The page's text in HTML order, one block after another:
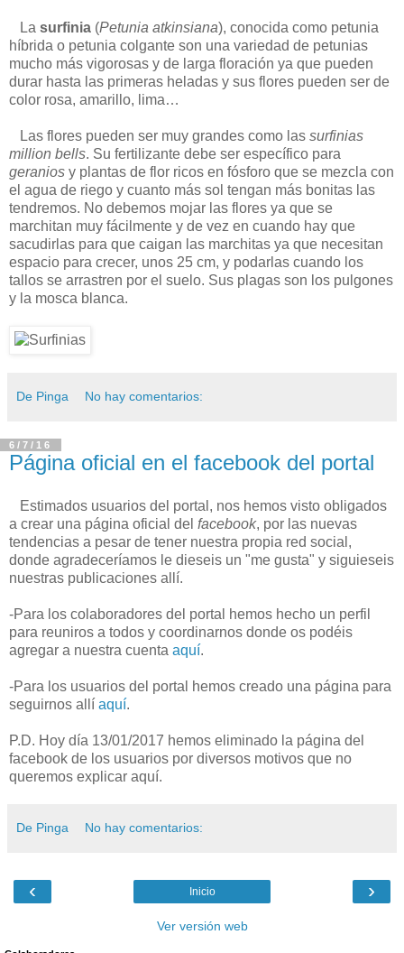
La surfinia (Petunia atkinsiana), conocida como petunia
híbrida o petunia colgante son una variedad de petunias
mucho más vigorosas y de larga floración ya que pueden
durar hasta las primeras heladas y sus flores pueden ser de
color rosa, amarillo, lima…
Las flores pueden ser muy grandes como las surfinias
million bells. Su fertilizante debe ser específico para
geranios y plantas de flor ricos en fósforo que se mezcla con
el agua de riego y cuanto más sol tengan más bonitas las
tendremos. No debemos mojar las flores ya que se
marchitan muy fácilmente y de vez en cuando hay que
sacudirlas para que caigan las marchitas ya que necesitan
espacio para crecer, unos 25 cm, y podarlas cuando los
tallos se arrastren por el suelo. Sus plagas son los pulgones
y la mosca blanca.
De Pinga No hay comentarios:
6/7/16
Página oficial en el facebook del portal
Estimados usuarios del portal, nos hemos visto obligados
a crear una página oficial del facebook, por las nuevas
tendencias a pesar de tener nuestra propia red social,
donde agradeceríamos le dieseis un "me gusta" y siguieseis
nuestras publicaciones allí.
-Para los colaboradores del portal hemos hecho un perfil
para reuniros a todos y coordinarnos donde os podéis
agregar a nuestra cuenta aquí.
-Para los usuarios del portal hemos creado una página para
seguirnos allí aquí.
P.D. Hoy día 13/01/2017 hemos eliminado la página del
facebook de los usuarios por diversos motivos que no
queremos explicar aquí.
De Pinga No hay comentarios:
‹ ›
Inicio
Ver versión web